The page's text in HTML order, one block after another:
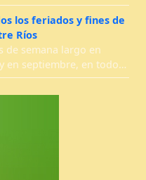
los feriados y fines de
Ríos
de semana largo en
en septiembre, en todo…